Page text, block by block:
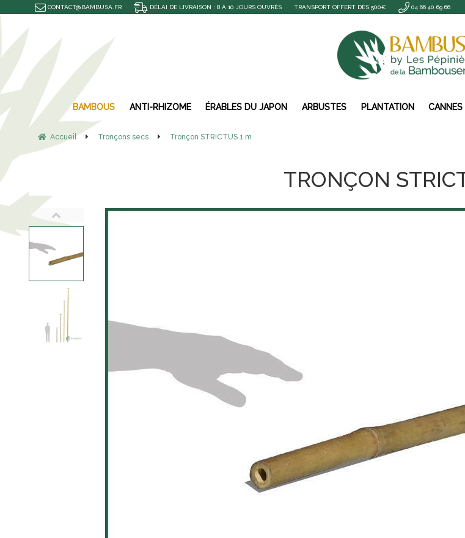
BAMBOUS ANTI-RHIZOME ÉRABLES DU JAPON ARBUSTES PLANTATION
Accueil Tronçons secs Tronçon STRICTUS 1 m
TRONÇON
CONTACT@BAMBUSA.FR DÉLAI DE LIVRAISON : 8 À 10 JOURS OUVRÉS TRANSPORT OFFERT DÈS 500€ 04 66 40 69 66